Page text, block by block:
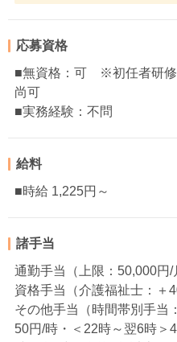
応募資格
■無資格：可 ※初任者研修
尚可
■実務経験：不問
給料
■時給 1,225円～
諸手当
通勤手当（上限：50,000円/
資格手当（介護福祉士：＋
その他手当（時間帯別手当
50円/時・＜22時～翌6時＞